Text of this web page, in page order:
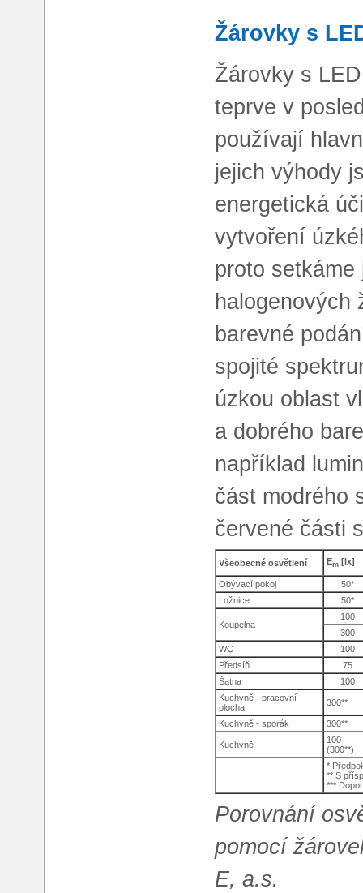
Žárovky s
Žárovky s
teprve v
používají
jejich výhody
energetická
vytvoření
proto
halogenových
barevné
spojité
úzkou oblast
a dobrého
například
část modrého
červené části
Všeobecné osvětlení Em [lx]
Obývací pokoj
50*
Ložnice
50*
Koupelna
100
300
WC
100
Předsíň
75
Šatna
100
Kuchyně - pracovní
plocha
300**
Kuchyně - sporák 300**
Kuchyně
100
(300**)
*
** S
***
Porovnání
pomocí
E, a.s.